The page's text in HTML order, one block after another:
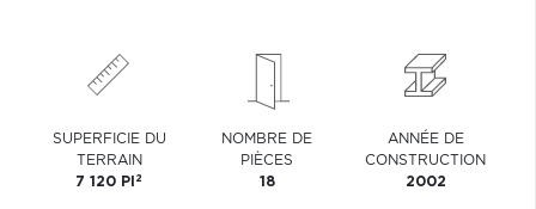
SUPERFICIE DU
TERRAIN
7 120 PI 2
NOMBRE DE
PIÈCES
18
ANNÉE DE
CONSTRUCTION
2002